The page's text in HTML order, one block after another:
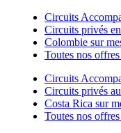
Circuits
Circuits privés
Colombie sur
Toutes nos
Circuits
Circuits privés
Costa Rica sur
Toutes nos